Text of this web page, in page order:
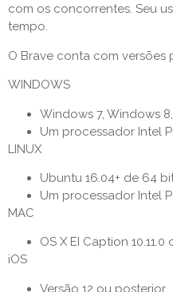
com os concorrentes. Seu
tempo.
O Brave conta com versões
WINDOWS
Windows 7, Windows
Um processador Intel
LINUX
Ubuntu 16.04+ de 64
Um processador Intel
MAC
OS X EI Caption
iOS
Versão 12 ou posterior